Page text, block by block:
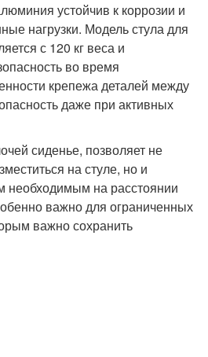
устойчив к коррозии и
нагрузки. Модель стула для
с 120 кг веса и
во время
крепежа деталей между
даже при активных
сиденье, позволяет не
на стуле, но и
необходимым на расстоянии
важно для ограниченных
важно сохранить